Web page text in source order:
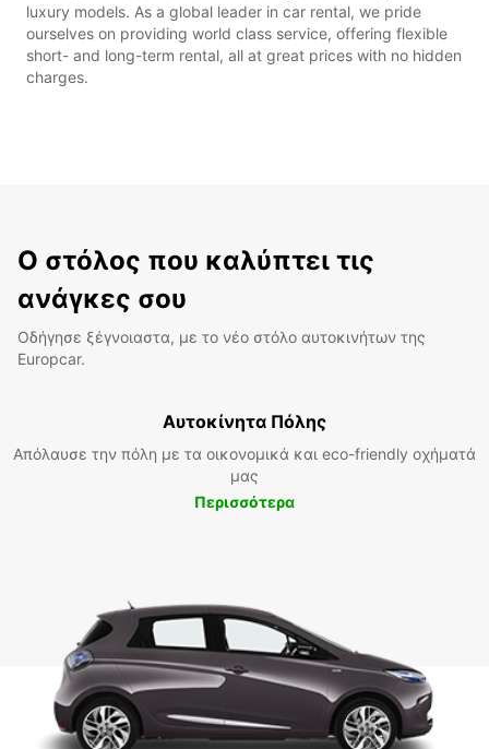
luxury models. As a global leader in car rental, we pride
ourselves on providing world class service, offering flexible
short- and long-term rental, all at great prices with no hidden
charges.
Ο στόλος που καλύπτει τις
ανάγκες σου
Οδήγησε ξέγνοιαστα, με το νέο στόλο αυτοκινήτων της
Europcar.
Αυτοκίνητα Πόλης
Απόλαυσε την πόλη με τα οικονομικά και eco-friendly οχήματά
μας
Περισσότερα